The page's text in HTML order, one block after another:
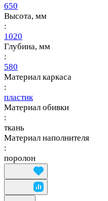
650
Высота, мм
:
1020
Глубина, мм
:
580
Материал каркаса
:
пластик
Материал обивки
:
ткань
Материал наполнителя
:
поролон